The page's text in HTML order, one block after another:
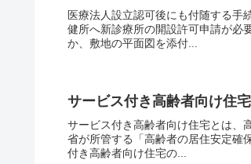
医療法人設立認可後にも付随する手
健所へ新診療所の開設許可申請が必
か、敷地の平面図を添付...
サービス付き高齢者向け住
サービス付き高齢者向け住宅とは、
省が所管する「高齢者の居住安定確
付き高齢者向け住宅の...